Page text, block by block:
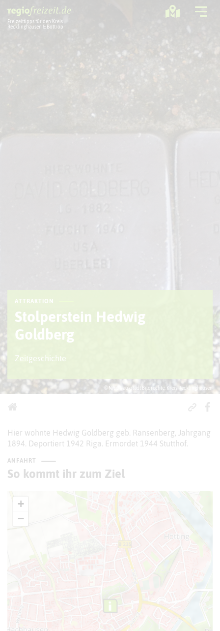
Freizeittipps für den Kreis
Recklinghausen & Bottrop
Ausflugstipps
Sport + Bewegung
© Nico Paukstadt Bildrechte: Kreis Recklinghausen
ATTRAKTION
Stolperstein Hedwig
Goldberg
Zeitgeschichte
Hier wohnte Hedwig Goldberg geb. Ransenberg, Jahrgang
1894. Deportiert 1942 Riga. Ermordet 1944 Stutthof.
ANFAHRT
So kommt ihr zum Ziel
+
−